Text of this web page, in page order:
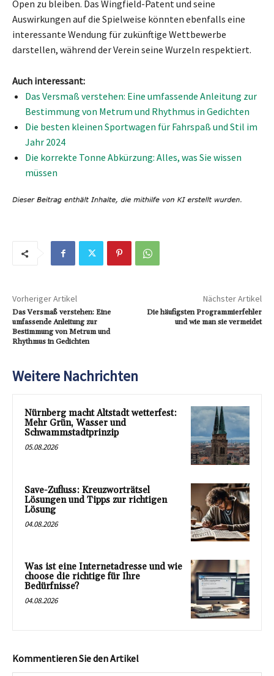
Open zu bleiben. Das Wingfield-Patent und seine
Auswirkungen auf die Spielweise könnten ebenfalls eine
interessante Wendung für zukünftige Wettbewerbe
darstellen, während der Verein seine Wurzeln respektiert.
Auch interessant:
Das Versmaß verstehen: Eine umfassende Anleitung zur
Bestimmung von Metrum und Rhythmus in Gedichten
Die besten kleinen Sportwagen für Fahrspaß und Stil im
Jahr 2024
Die korrekte Tonne Abkürzung: Alles, was Sie wissen
müssen
Vorheriger Artikel
Das Versmaß verstehen: Eine
umfassende Anleitung zur
Bestimmung von Metrum und
Rhythmus in Gedichten
Nächster Artikel
Die häufigsten Programmierfehler
und wie man sie vermeidet
Weitere Nachrichten
Nürnberg macht Altstadt wetterfest:
Mehr Grün, Wasser und
Schwammstadtprinzip
05.08.2026
Save-Zufluss: Kreuzworträtsel
Lösungen und Tipps zur richtigen
Lösung
04.08.2026
Was ist eine Internetadresse und wie
choose die richtige für Ihre
Bedürfnisse?
04.08.2026
Kommentieren Sie den Artikel